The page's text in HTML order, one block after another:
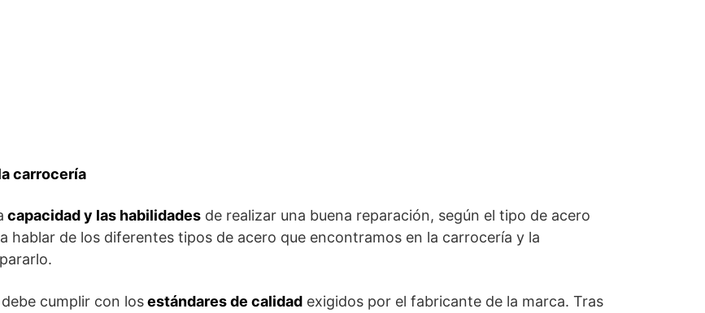
carrocería
capacidad y las habilidades de realizar una buena reparación, según el tipo de acero
hablar de los diferentes tipos de acero que encontramos en la carrocería y la
cumplir con losestándares de calidad exigidos por el fabricante de la marca. Tras